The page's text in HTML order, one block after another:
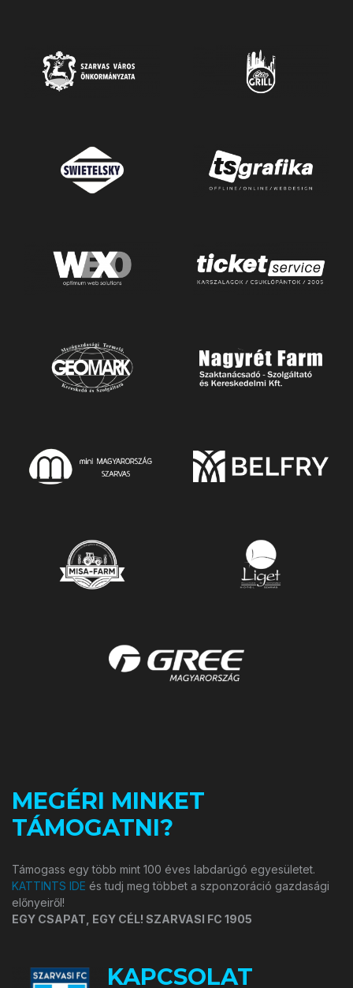
MEGÉRI MINKET
TÁMOGATNI?
Támogass egy több mint 100 éves labdarúgó egyesületet.
KATTINTS IDE és tudj meg többet a szponzoráció gazdasági
előnyeiről!
EGY CSAPAT, EGY CÉL! SZARVASI FC 1905
KAPCSOLAT